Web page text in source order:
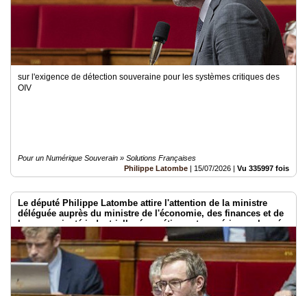
sur l'exigence de détection souveraine pour les systèmes critiques des
OIV
Pour un Numérique Souverain » Solutions Françaises
Philippe Latombe | 15/07/2026 | Vu 335997 fois
Le député Philippe Latombe attire l'attention de la ministre
déléguée auprès du ministre de l'économie, des finances et de
la souveraineté industrielle, énergétique et numérique, chargée
de l'intelligence artificielle et du numérique